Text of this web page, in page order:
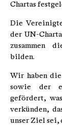
Chartas
Die
der UN-
zusammen
bilden.
Wir haben
sowie der
gefördert,
verkünden,
unser Ziel sei,